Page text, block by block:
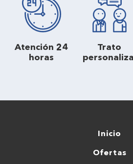
Atención 24
horas
Trato
Inicio
Ofertas